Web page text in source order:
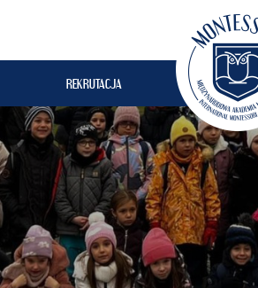
REKRUTACJA